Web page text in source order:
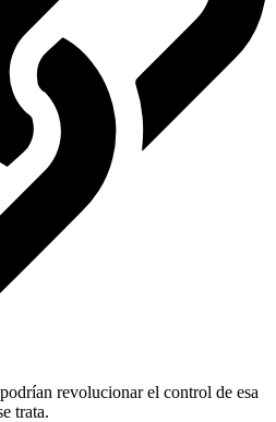
revolucionar el control de esa
trata.